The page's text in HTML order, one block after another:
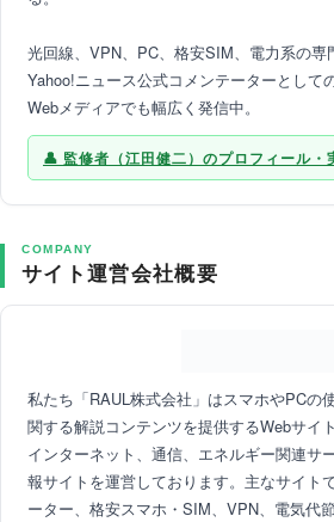
光回線、VPN、PC、格安SIM、電力系の専
Yahoo!ニュース公式コメンテーターとして
Webメディアでも幅広く発信中。
監修者（江田健二）のプロフィール・
COMPANY
サイト運営会社概要
私たち「RAUL株式会社」はスマホやPCの
関する解説コンテンツを提供するWebサイ
インターネット、通信、エネルギー関連サ
報サイトを運営しております。主なサイト
ーター、格安スマホ・SIM、VPN、電気代